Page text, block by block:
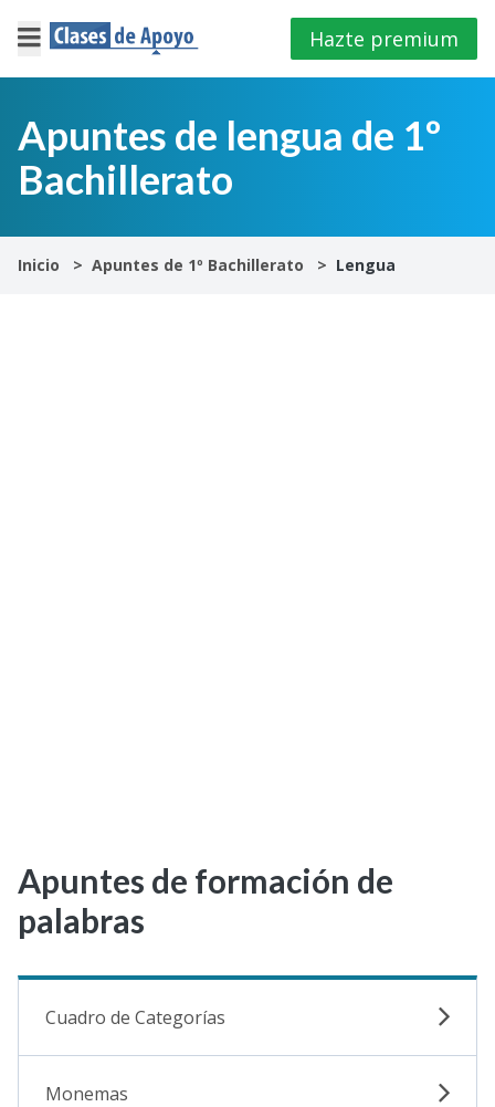
×
Iniciar
sesión
4º
Hazte premium
Apuntes de lengua de 1º
Bachillerato
Inicio Apuntes de 1º Bachillerato Lengua
Apuntes de formación de
palabras
Cuadro de Categorías
Monemas